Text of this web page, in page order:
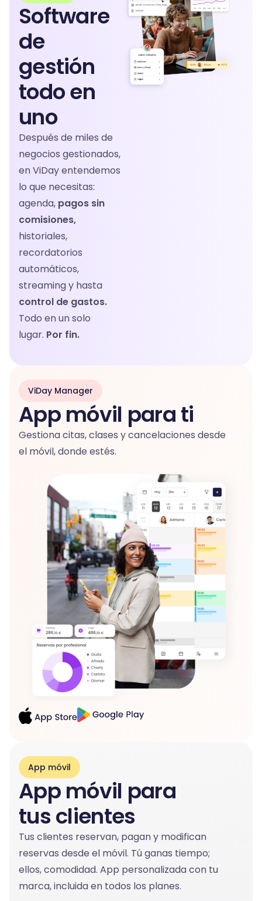
Software
de
gestión
todo en
uno
Después de miles de
negocios gestionados,
en ViDay entendemos
lo que necesitas:
agenda, pagos sin
comisiones,
historiales,
recordatorios
automáticos,
streaming y hasta
control de gastos.
Todo en un solo
lugar. Por fin.
ViDay Manager
App móvil para ti
Gestiona citas, clases y cancelaciones desde
el móvil, donde estés.
App móvil
App móvil para
tus clientes
Tus clientes reservan, pagan y modifican
reservas desde el móvil. Tú ganas tiempo;
ellos, comodidad. App personalizada con tu
marca, incluida en todos los planes.